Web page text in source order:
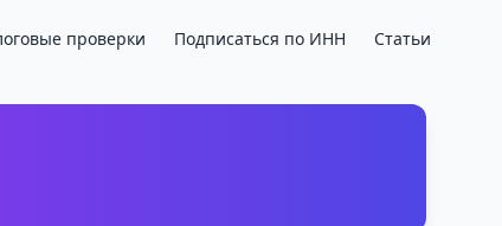
проверки Подписаться по ИНН Статьи